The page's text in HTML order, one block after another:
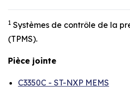
1 Systèmes de contrôle de la
(TPMS).
Pièce jointe
C3350C - ST-NXP MEMS